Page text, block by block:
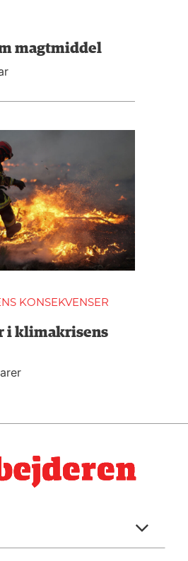
magtmiddel
KONSEKVENSER
i klimakrisens